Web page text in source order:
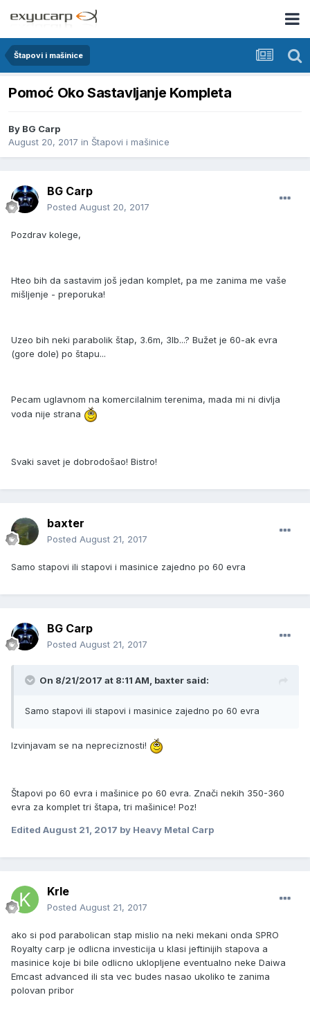
Štapovi i mašinice
Pomoć Oko Sastavljanje Kompleta
By BG Carp
August 20, 2017 in Štapovi i mašinice
BG Carp
Posted August 20, 2017
Pozdrav kolege,
Hteo bih da sastavim još jedan komplet, pa me zanima me vaše
mišljenje - preporuka!
Uzeo bih neki parabolik štap, 3.6m, 3lb...? Bužet je 60-ak evra
(gore dole) po štapu...
Pecam uglavnom na komercilalnim terenima, mada mi ni divlja
voda nije strana
Svaki savet je dobrodošao! Bistro!
baxter
Posted August 21, 2017
Samo stapovi ili stapovi i masinice zajedno po 60 evra
BG Carp
Posted August 21, 2017
On 8/21/2017 at 8:11 AM, baxter said:
Samo stapovi ili stapovi i masinice zajedno po 60 evra
Izvinjavam se na nepreciznosti!
Štapovi po 60 evra i mašinice po 60 evra. Znači nekih 350-360
evra za komplet tri štapa, tri mašinice! Poz!
Edited August 21, 2017 by Heavy Metal Carp
Krle
Posted August 21, 2017
ako si pod parabolican stap mislio na neki mekani onda SPRO
Royalty carp je odlicna investicija u klasi jeftinijih stapova a
masinice koje bi bile odlicno uklopljene eventualno neke Daiwa
Emcast advanced ili sta vec budes nasao ukoliko te zanima
polovan pribor